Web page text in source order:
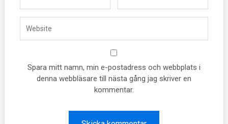
Spara mitt namn, min e-postadress och webbplats i
denna webbläsare till nästa gång jag skriver en
kommentar.